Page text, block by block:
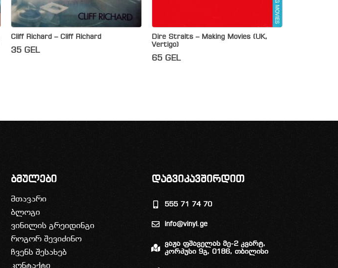
Cliff Richard – Cliff Richard
35 GEL
Dire Straits – Making Movies (UK,
Vertigo)
65 GEL
ბმულები
მთავარი
ბლოგი
ვინილის გრეიდინგი
როგორ შევიძინო
ჩვენს შესახებ
კონტაქტი
დაგვიკავშირდით
555 71 74 70
info@vinyl.ge
ვაჟა ფშაველას მე-2 კვარტ,
კორპუსი 9გ, 0186, თბილისი